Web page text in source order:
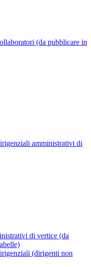
(da pubblicare in
amministrativi di
di vertice (da
(dirigenti non